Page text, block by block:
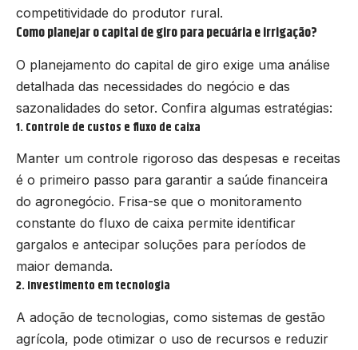
competitividade do produtor rural.
Como planejar o capital de giro para pecuária e irrigação?
O planejamento do capital de giro exige uma análise
detalhada das necessidades do negócio e das
sazonalidades do setor. Confira algumas estratégias:
1. Controle de custos e fluxo de caixa
Manter um controle rigoroso das despesas e receitas
é o primeiro passo para garantir a saúde financeira
do agronegócio. Frisa-se que o monitoramento
constante do fluxo de caixa permite identificar
gargalos e antecipar soluções para períodos de
maior demanda.
2. Investimento em tecnologia
A adoção de tecnologias, como sistemas de gestão
agrícola, pode otimizar o uso de recursos e reduzir